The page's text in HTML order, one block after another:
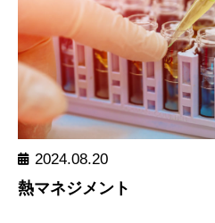
2024.08.20
熱マネジメント